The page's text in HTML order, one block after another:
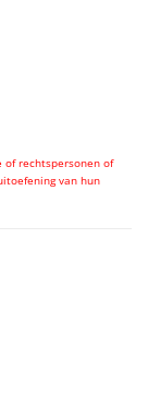
of rechtspersonen of
van hun